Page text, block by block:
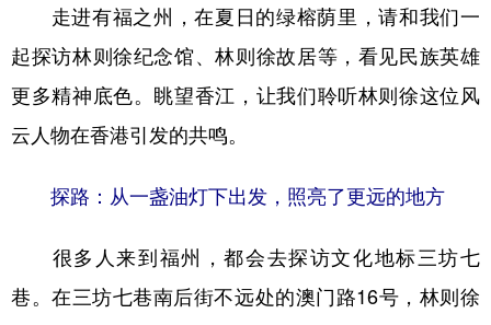
陕西 甘肃 青海 宁夏
新疆 内蒙古
多语种频道
English Español Français عربى
Русский язык 日本語 한국어
走进有福之州，在夏日的绿榕荫里，请和我们一
起探访林则徐纪念馆、林则徐故居等，看见民族英雄
更多精神底色。眺望香江，让我们聆听林则徐这位风
云人物在香港引发的共鸣。
探路：从一盏油灯下出发，照亮了更远的地方
很多人来到福州，都会去探访文化地标三坊七
巷。在三坊七巷南后街不远处的澳门路16号，林则徐